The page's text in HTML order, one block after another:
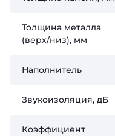
Толщина металла
(верх/низ), мм
Наполнитель
Звукоизоляция, дБ
Коэффициент